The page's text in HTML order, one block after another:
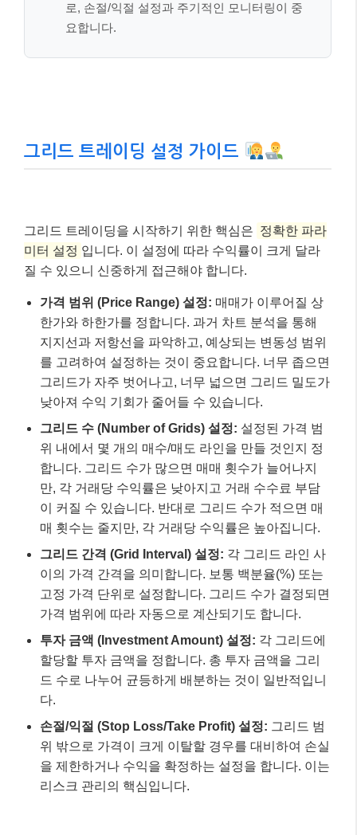
로, 손절/익절 설정과 주기적인 모니터링이 중
요합니다.
그리드 트레이딩 설정 가이드
그리드 트레이딩을 시작하기 위한 핵심은 정확한 파라
미터 설정 입니다. 이 설정에 따라 수익률이 크게 달라
질 수 있으니 신중하게 접근해야 합니다.
가격 범위 (Price Range) 설정: 매매가 이루어질 상
한가와 하한가를 정합니다. 과거 차트 분석을 통해
지지선과 저항선을 파악하고, 예상되는 변동성 범위
를 고려하여 설정하는 것이 중요합니다. 너무 좁으면
그리드가 자주 벗어나고, 너무 넓으면 그리드 밀도가
낮아져 수익 기회가 줄어들 수 있습니다.
그리드 수 (Number of Grids) 설정: 설정된 가격 범
위 내에서 몇 개의 매수/매도 라인을 만들 것인지 정
합니다. 그리드 수가 많으면 매매 횟수가 늘어나지
만, 각 거래당 수익률은 낮아지고 거래 수수료 부담
이 커질 수 있습니다. 반대로 그리드 수가 적으면 매
매 횟수는 줄지만, 각 거래당 수익률은 높아집니다.
그리드 간격 (Grid Interval) 설정: 각 그리드 라인 사
이의 가격 간격을 의미합니다. 보통 백분율(%) 또는
고정 가격 단위로 설정합니다. 그리드 수가 결정되면
가격 범위에 따라 자동으로 계산되기도 합니다.
투자 금액 (Investment Amount) 설정: 각 그리드에
할당할 투자 금액을 정합니다. 총 투자 금액을 그리
드 수로 나누어 균등하게 배분하는 것이 일반적입니
다.
손절/익절 (Stop Loss/Take Profit) 설정: 그리드 범
위 밖으로 가격이 크게 이탈할 경우를 대비하여 손실
을 제한하거나 수익을 확정하는 설정을 합니다. 이는
리스크 관리의 핵심입니다.